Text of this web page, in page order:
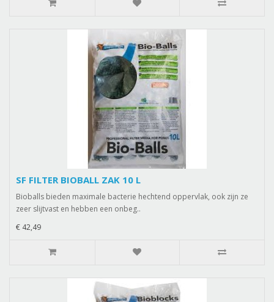
SF FILTER BIOBALL ZAK 10 L
Bioballs bieden maximale bacterie hechtend oppervlak, ook zijn ze
zeer slijtvast en hebben een onbeg..
€ 42,49